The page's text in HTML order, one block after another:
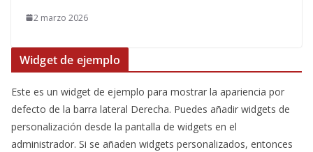
2 marzo 2026
Widget de ejemplo
Este es un widget de ejemplo para mostrar la apariencia por
defecto de la barra lateral Derecha. Puedes añadir widgets de
personalización desde la pantalla de widgets en el
administrador. Si se añaden widgets personalizados, entonces